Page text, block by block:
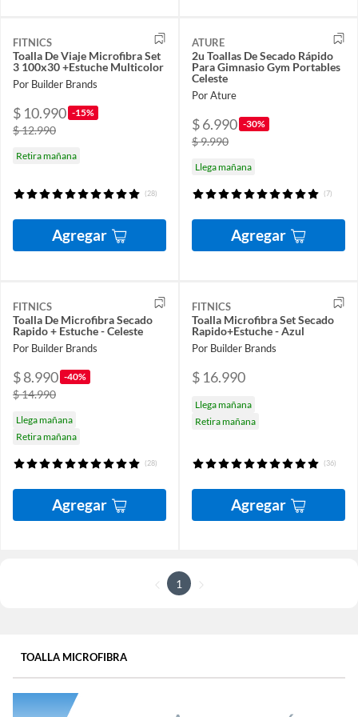
FITNICS
Toalla De Viaje Microfibra Set
3 100x30 +Estuche Multicolor
Por Builder Brands
$ 10.990 -15%
$ 12.990
Retira mañana
(28)
Agregar
ATURE
2u Toallas De Secado Rápido
Para Gimnasio Gym Portables
Celeste
Por Ature
$ 6.990 -30%
$ 9.990
Llega mañana
(7)
Agregar
FITNICS
Toalla De Microfibra Secado
Rapido + Estuche - Celeste
Por Builder Brands
$ 8.990 -40%
$ 14.990
Llega mañana
Retira mañana
(28)
Agregar
FITNICS
Toalla Microfibra Set Secado
Rapido+Estuche - Azul
Por Builder Brands
$ 16.990
Llega mañana
Retira mañana
(36)
Agregar
1
TOALLA MICROFIBRA